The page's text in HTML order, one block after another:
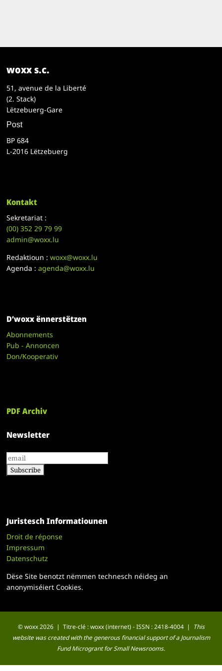
woxx s.c.
51, avenue de la Liberté
(2. Stack)
Lëtzebuerg-Gare
Post
BP 684
L-2016 Lëtzebuerg
Kontakt
Sekretariat :
(00)352 29 79 99
admin@woxx.lu
Redaktioun :woxx@woxx.lu
Agenda :agenda@woxx.lu
D’woxx ënnerstëtzen
Abonnements
Pub - Annoncen
Don/Kooperativ
PDF Archiv
Newsletter
Juristesch Informatiounen
Droit de réponse
Impressum
Datenschutz
Dëse Site benotzt nëmmen technesch néideg an
anonymiséiert Cookies.
© woxx 2026 | Titre-clé : woxx (internet) - ISSN : 2418-4004 |
This
website was created with the generous financial support of a Journalism
Fund Microgrant for Small Newsrooms.